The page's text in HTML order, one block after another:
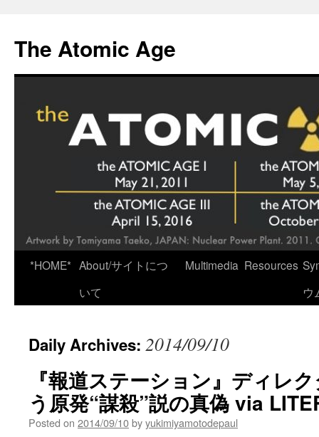
content
The Atomic Age
*HOME* About/サイトにつ
いて
Multimedia Resources
ウ
Daily Archives: 2014/09/10
『報道ステーション』ディレ
う原発“謀殺”説の真偽 via
Posted on 2014/09/10byyukimiyamotodepaul